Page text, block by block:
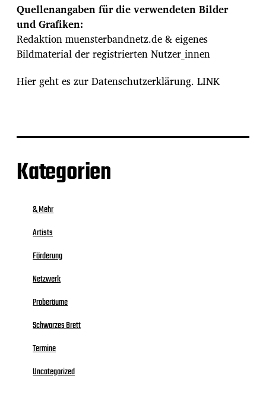
Quellenangaben für die verwendeten Bilder
und Grafiken:
Redaktion muensterbandnetz.de & eigenes
Bildmaterial der registrierten Nutzer_innen
Hier geht es zur Datenschutzerklärung. LINK
Kategorien
& Mehr
Artists
Förderung
Netzwerk
Proberäume
Schwarzes Brett
Termine
Uncategorized